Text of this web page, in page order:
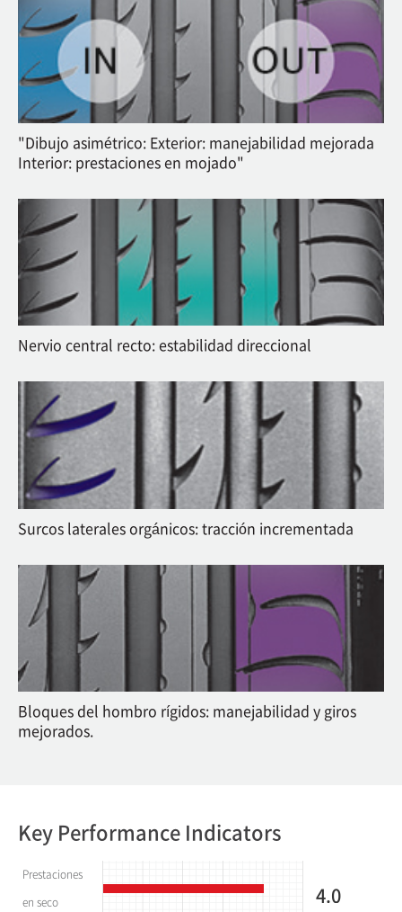
"Dibujo asimétrico: Exterior: manejabilidad mejorada
Interior: prestaciones en mojado"
Nervio central recto: estabilidad direccional
Surcos laterales orgánicos: tracción incrementada
Bloques del hombro rígidos: manejabilidad y giros
mejorados.
Key Performance Indicators
Prestaciones
en seco
4.0